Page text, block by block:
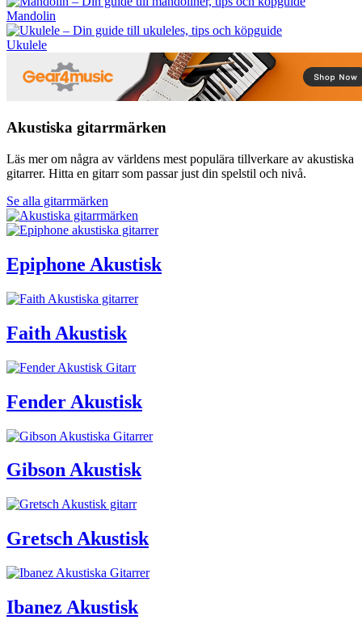
Mandolin
Ukulele
Akustiska gitarrmärken
Läs mer om några av världens mest populära tillverkare av akustiska
gitarrer. Hitta en gitarr som passar just din spelstil och nivå.
Se alla gitarrmärken
Epiphone Akustisk
Faith Akustisk
Fender Akustisk
Gibson Akustisk
Gretsch Akustisk
Ibanez Akustisk